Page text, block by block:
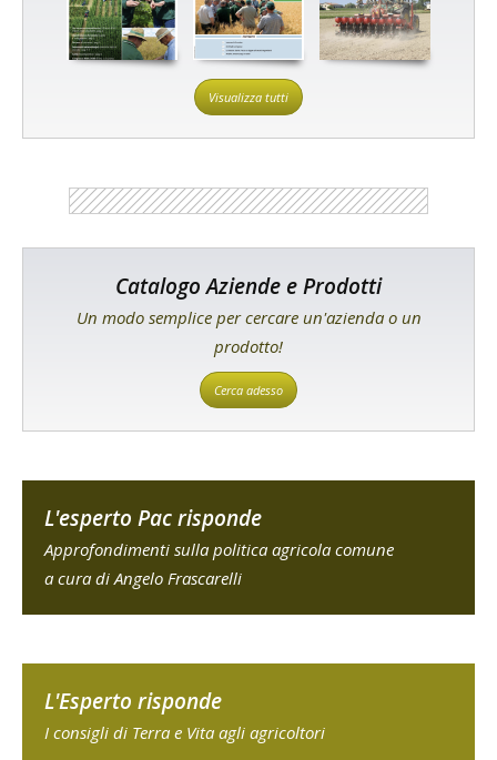
Visualizza tutti
Catalogo Aziende e Prodotti
Un modo semplice per cercare un'azienda o un
prodotto!
Cerca adesso
L'esperto Pac risponde
Approfondimenti sulla politica agricola comune
a cura di Angelo Frascarelli
L'Esperto risponde
I consigli di Terra e Vita agli agricoltori